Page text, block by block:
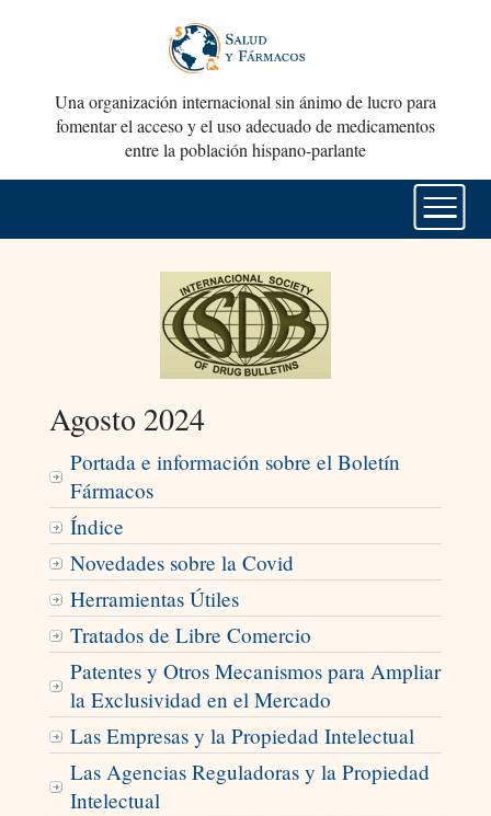
Una organización internacional sin ánimo de lucro para
fomentar el acceso y el uso adecuado de medicamentos
entre la población hispano-parlante
Agosto 2024
Portada e información sobre el Boletín
Fármacos
Índice
Novedades sobre la Covid
Herramientas Útiles
Tratados de Libre Comercio
Patentes y Otros Mecanismos para Ampliar
la Exclusividad en el Mercado
Las Empresas y la Propiedad Intelectual
Las Agencias Reguladoras y la Propiedad
Intelectual